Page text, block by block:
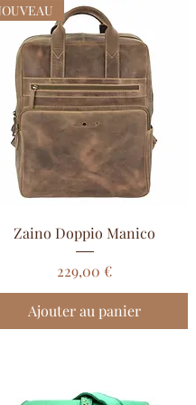
Aperçu rapide
Zaino Doppio Manico
Prix
229,00 €
Ajouter au panier